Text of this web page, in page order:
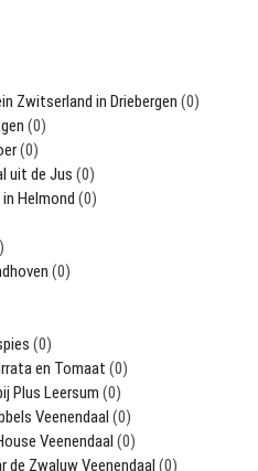
Zwitserland in Driebergen (0)
(0)
(0)
uit de Jus (0)
Helmond (0)
(0)
(0)
en Tomaat (0)
Plus Leersum (0)
Veenendaal (0)
Veenendaal (0)
de Zwaluw Veenendaal (0)